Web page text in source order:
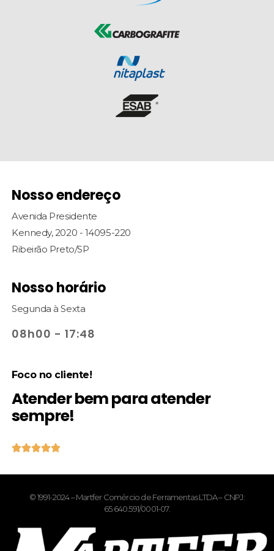
Nosso endereço
Avenida Presidente
Kennedy, 2020 - 14095-220
Ribeirão Preto/SP
Nosso horário
Segunda à Sexta
08h00 - 17:48
Foco no cliente!
Atender bem para atender
sempre!

© 1991-2024 – Martfer Comércio de Ferramentas LTDA – CNPJ:
65.640.591/0001-07.